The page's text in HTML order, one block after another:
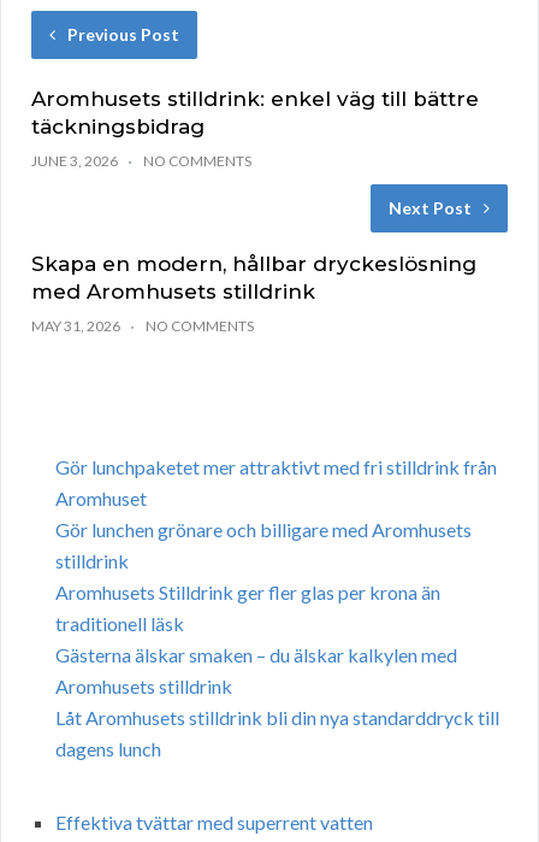
Previous Post
Aromhusets stilldrink: enkel väg till bättre
täckningsbidrag
JUNE 3, 2026 NO COMMENTS
Next Post
Skapa en modern, hållbar dryckeslösning
med Aromhusets stilldrink
MAY 31, 2026 NO COMMENTS
Gör lunchpaketet mer attraktivt med fri stilldrink från
Aromhuset
Gör lunchen grönare och billigare med Aromhusets
stilldrink
Aromhusets Stilldrink ger fler glas per krona än
traditionell läsk
Gästerna älskar smaken – du älskar kalkylen med
Aromhusets stilldrink
Låt Aromhusets stilldrink bli din nya standarddryck till
dagens lunch
Effektiva tvättar med superrent vatten